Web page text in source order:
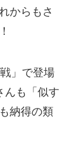
からもさ
」で登場
んも「似す
納得の類